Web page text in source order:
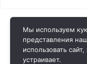
Мы используем
представления
использовать
устраивает.